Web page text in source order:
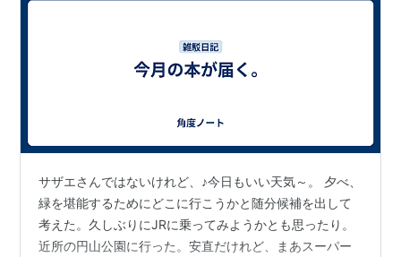
サザエさんではないけれど、♪今日もいい天気～。 夕べ、
緑を堪能するためにどこに行こうかと随分候補を出して
考えた。久しぶりにJRに乗ってみようかとも思ったり。
近所の円山公園に行った。安直だけれど、まあスーパー